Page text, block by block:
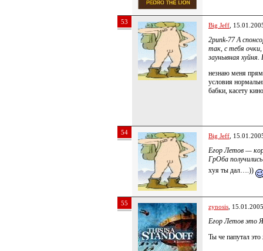
53 Big Jeff ,
2punk-77 А
так, с тебя
заунывная хуйня.
незнаю меня
условия
бабки, касету
54 Big Jeff ,
Егор Летов —
ГрОба
хуя ты дал….))
55 zynosis ,
Егор Летов это Я
Ты че папутал